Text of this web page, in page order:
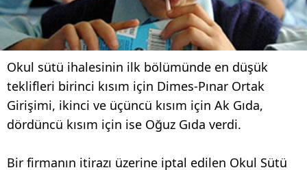
Okul sütü ihalesinin ilk bölümünde en düşük
teklifleri birinci kısım için Dimes-Pınar Ortak
Girişimi, ikinci ve üçüncü kısım için Ak Gıda,
dördüncü kısım için ise Oğuz Gıda verdi.
Bir firmanın itirazı üzerine iptal edilen Okul Sütü